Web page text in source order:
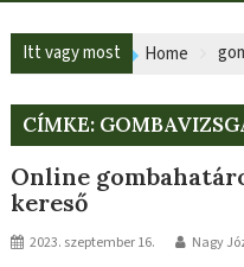
Itt vagy most Home
CÍMKE:
Online
kereső
2023. szeptember 16. Nagy